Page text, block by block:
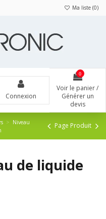
Ma liste (0)
Connexion
0
Voir le panier /
Générer un
devis
Niveau
Page Produit
de liquide